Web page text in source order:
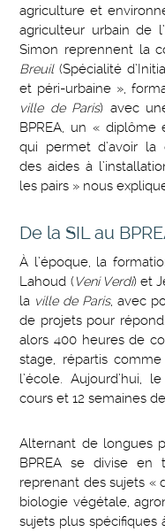
agriculture et
agriculteur urbain de
Simon reprennent la
Breuil(Spécialité
et péri-urbaine »,
ville de Paris) avec
BPREA, un «
qui permet d’avoir la
des aides à
les pairs » nous
De la SIL au
À l’époque, la
Lahoud (Veni Verdi) et
la ville de Paris, avec
de projets pour
alors 400 heures de
stage, répartis
l’école. Aujourd’hui,
cours et 12 semaines
Alternant de longues
BPREA se divise en
reprenant des sujets «
biologie végétale,
sujets plus spécifiques